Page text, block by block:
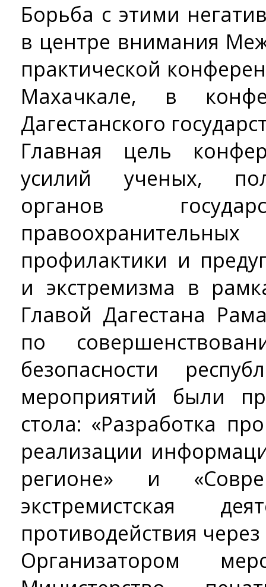
Борьба с этими
в центре внимания
практической
Махачкале, в
Дагестанского
Главная цель
усилий ученых,
органов
профилактики и
и экстремизма в
Главой Дагестана
по
безопасности
мероприятий были
стола: «Разработка
реализации
регионе» и
экстремистская
противодействия
Организатором